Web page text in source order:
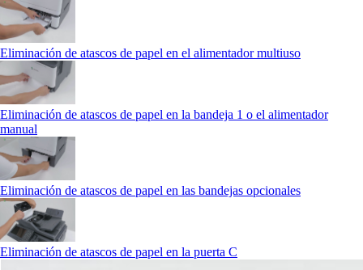
Eliminación de atascos de papel en el alimentador multiuso
Eliminación de atascos de papel en la bandeja 1 o el alimentador
manual
Eliminación de atascos de papel en las bandejas opcionales
Eliminación de atascos de papel en la puerta C